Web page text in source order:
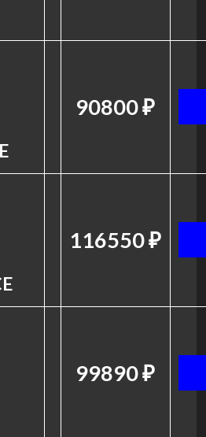
90800 ₽
116550 ₽
99890 ₽